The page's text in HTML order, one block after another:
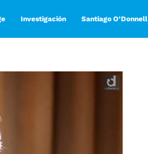
Investigación Santiago O’Donnell